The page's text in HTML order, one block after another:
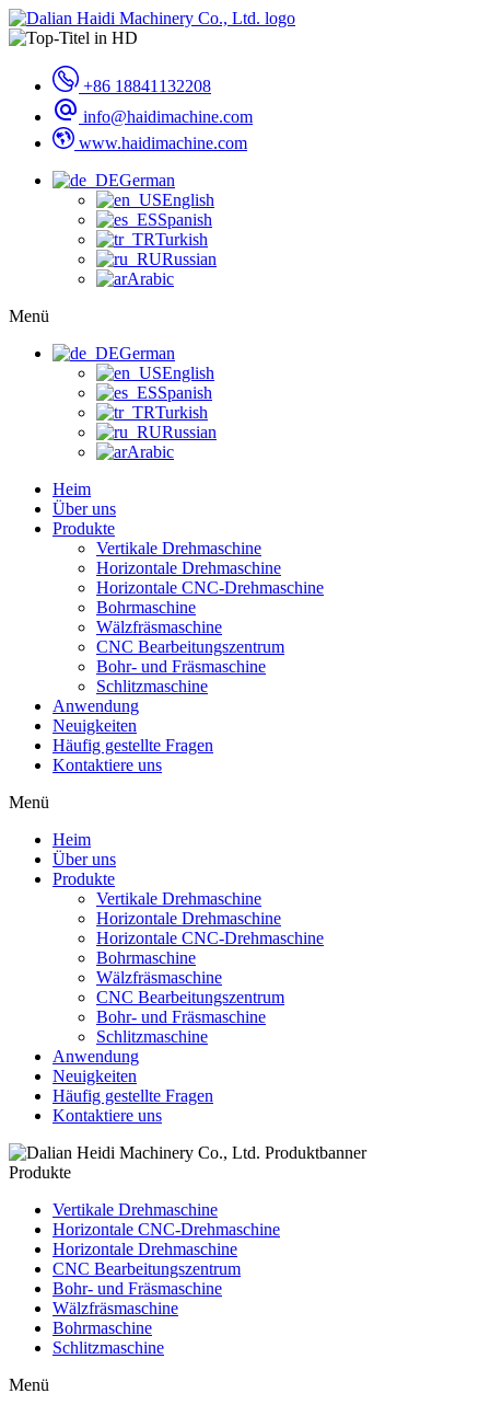
+86 18841132208
info@haidimachine.com
www.haidimachine.com
German
English
Spanish
Turkish
Russian
Arabic
Menü
German
English
Spanish
Turkish
Russian
Arabic
Heim
Über uns
Produkte
Vertikale Drehmaschine
Horizontale Drehmaschine
Horizontale CNC-Drehmaschine
Bohrmaschine
Wälzfräsmaschine
CNC Bearbeitungszentrum
Bohr- und Fräsmaschine
Schlitzmaschine
Anwendung
Neuigkeiten
Häufig gestellte Fragen
Kontaktiere uns
Menü
Heim
Über uns
Produkte
Vertikale Drehmaschine
Horizontale Drehmaschine
Horizontale CNC-Drehmaschine
Bohrmaschine
Wälzfräsmaschine
CNC Bearbeitungszentrum
Bohr- und Fräsmaschine
Schlitzmaschine
Anwendung
Neuigkeiten
Häufig gestellte Fragen
Kontaktiere uns
Produkte
Vertikale Drehmaschine
Horizontale CNC-Drehmaschine
Horizontale Drehmaschine
CNC Bearbeitungszentrum
Bohr- und Fräsmaschine
Wälzfräsmaschine
Bohrmaschine
Schlitzmaschine
Menü